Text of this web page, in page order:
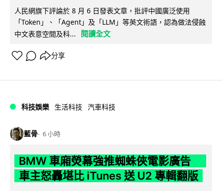
人民網旗下評論於 8 月 6 日發表文章，批評中國廣泛使用
「Token」、「Agent」及「LLM」等英文術語，認為做法侵蝕
中文表意空間及科...
閱讀全文
分享
科技娛樂 生活科技 汽車科技
藍骨 6 小時
BMW 車廂熒幕強推蜘蛛俠電影廣告
車主怒轟堪比 iTunes 送 U2 專輯翻版